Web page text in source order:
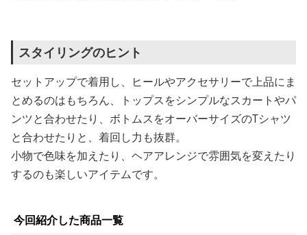
スタイリングのヒント
セットアップで着用し、ヒールやアクセサリーで上品にま
とめるのはもちろん、トップスをシンプルなスカートやパ
ンツと合わせたり、ボトムスをオーバーサイズのTシャツ
と合わせたりと、着回し力も抜群。
小物で色味を加えたり、ヘアアレンジで雰囲気を変えたり
するのも楽しいアイテムです。
今回紹介した商品一覧